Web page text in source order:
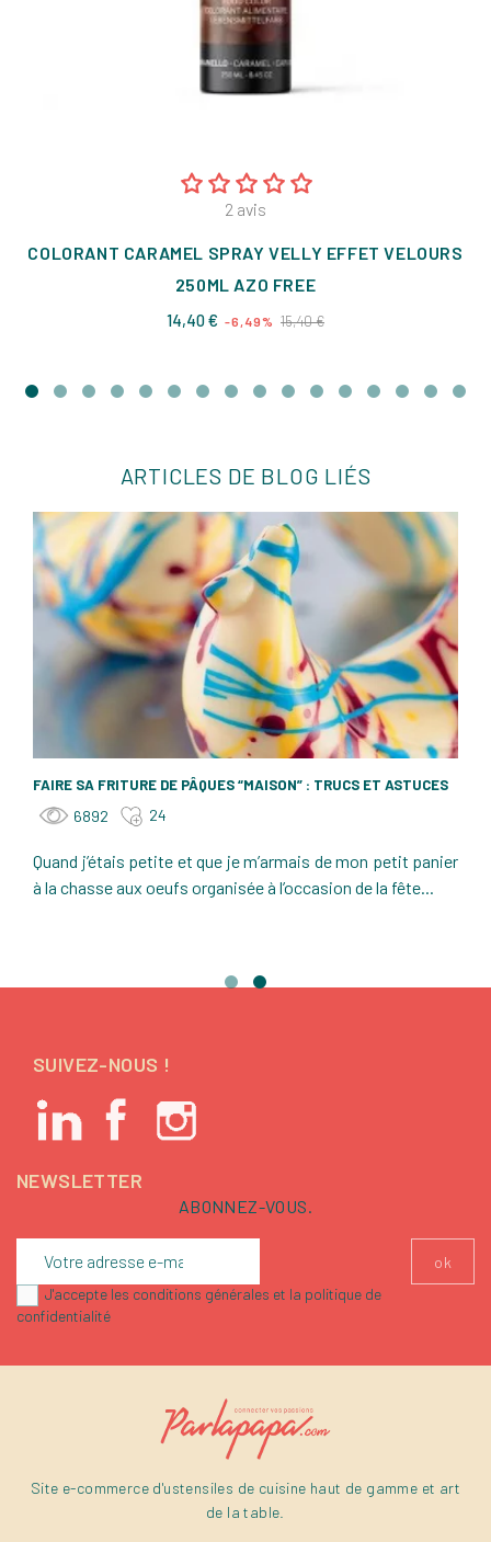
2 avis
COLORANT CARAMEL SPRAY VELLY EFFET VELOURS
250ML AZO FREE
14,40 € Prix
-6,49% 15,40 €Prix
ARTICLES DE BLOG LIÉS
FAIRE SA FRITURE DE PÂQUES “MAISON” : TRUCS ET ASTUCES
6892 24
Quand j’étais petite et que je m’armais de mon petit panier
à la chasse aux oeufs organisée à l’occasion de la fête...
SUIVEZ-NOUS !
NEWSLETTER
ABONNEZ-VOUS.
J'accepte les conditions générales et la politique de
confidentialité
Site e-commerce d'ustensiles de cuisine haut de gamme et art
de la table.